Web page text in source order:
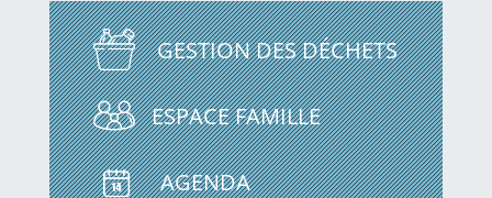
GESTION DES DÉCHETS
ESPACE FAMILLE
AGENDA